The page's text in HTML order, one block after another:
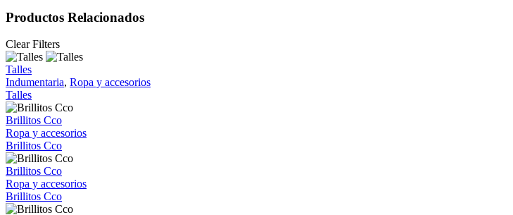
Productos Relacionados
Clear Filters
Talles
Indumentaria, Ropa y accesorios
Talles
Brillitos Cco
Ropa y accesorios
Brillitos Cco
Brillitos Cco
Ropa y accesorios
Brillitos Cco